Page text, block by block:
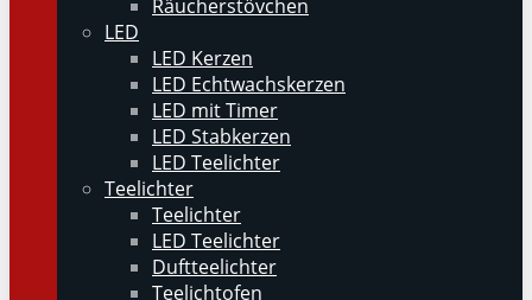
Räucherstövchen
LED
LED Kerzen
LED Echtwachskerzen
LED mit Timer
LED Stabkerzen
LED Teelichter
Teelichter
Teelichter
LED Teelichter
Duftteelichter
Teelichtofen